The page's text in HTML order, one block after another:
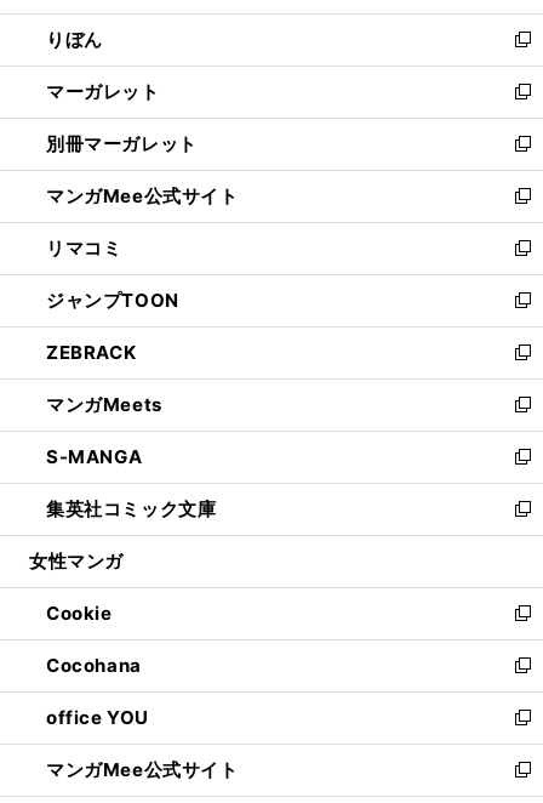
開
く
ウ
で
開
く
ン
ド
ウ
で
開
く
ウ
ィ
ン
ド
ウ
で
開
く
りぼん
新
し
い
ウ
ィ
ン
ド
ウ
で
開
く
マーガレット
新
し
い
ウ
ィ
ン
ド
ウ
で
開
く
別冊マーガレット
新
し
い
ウ
ィ
ン
ド
ウ
で
開
く
マンガMee公式サイト
新
し
い
ウ
ィ
ン
ド
ウ
で
開
く
リマコミ
新
し
い
ウ
ィ
ン
ド
ウ
で
開
く
ジャンプTOON
新
し
い
ウ
ィ
ン
ド
ウ
で
開
ZEBRACK
新
し
い
ウ
ィ
ン
ド
ウ
開
く
マンガMeets
新
し
い
ウ
ィ
ン
ウ
で
開
く
S-MANGA
新
し
い
ウ
ン
ド
ウ
で
開
く
集英社コミック文庫
新
し
ウ
ィ
ン
ド
ウ
で
開
く
女性マンガ
Cookie
新
し
い
ウ
ィ
ン
ド
ウ
Cocohana
新
し
い
ウ
ィ
ン
office YOU
新
し
い
マンガMee公式サイト
新